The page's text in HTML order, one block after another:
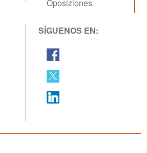
Oposiziones
SÍGUENOS EN: